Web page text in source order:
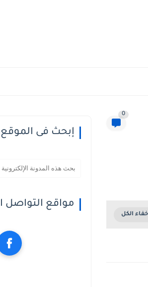
0
إبحث فى الموقع
مواقع التواصل